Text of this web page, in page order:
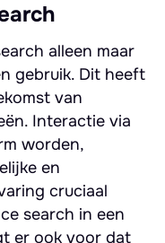
alleen maar
gebruik. Dit heeft
van
Interactie via
worden,
en
cruciaal
search in een
er ook voor dat